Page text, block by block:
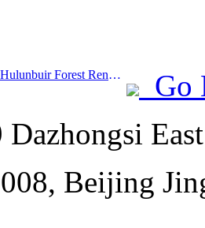
Prev:Il treno turistico 'Hulunbuir Forest Rendezvous - Daxinganling Express - Starlight Train - Tianyi Journey' effettua il suo viaggio inaugurale.
Go
Beijing